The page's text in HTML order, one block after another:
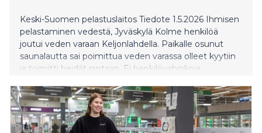
Keski-Suomen pelastuslaitos Tiedote 1.5.2026 Ihmisen
pelastaminen vedestä, Jyväskylä Kolme henkilöä
joutui veden varaan Keljonlahdella. Paikalle osunut
saunalautta sai poimittua veden varassa olleet kyytiin
ja toimitti heidät rantaan. Ei henkilövahinkoja
542 112